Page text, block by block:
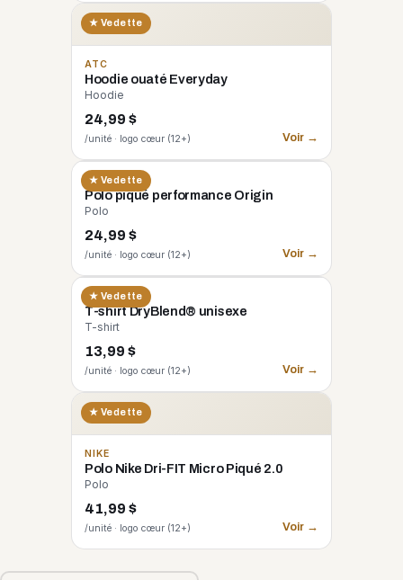
★ Vedette
ATC
Hoodie ouaté Everyday
Hoodie
24,99 $
/unité · logo cœur (12+) Voir →
★ Vedette
CORE 365
Polo piqué performance Origin
Polo
24,99 $
/unité · logo cœur (12+) Voir →
★ Vedette
GILDAN
T-shirt DryBlend® unisexe
T-shirt
13,99 $
/unité · logo cœur (12+) Voir →
★ Vedette
NIKE
Polo Nike Dri-FIT Micro Piqué 2.0
Polo
41,99 $
/unité · logo cœur (12+) Voir →